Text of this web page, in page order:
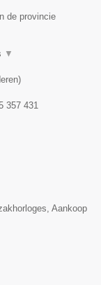
de provincie
▼
)
357 431
Aankoop